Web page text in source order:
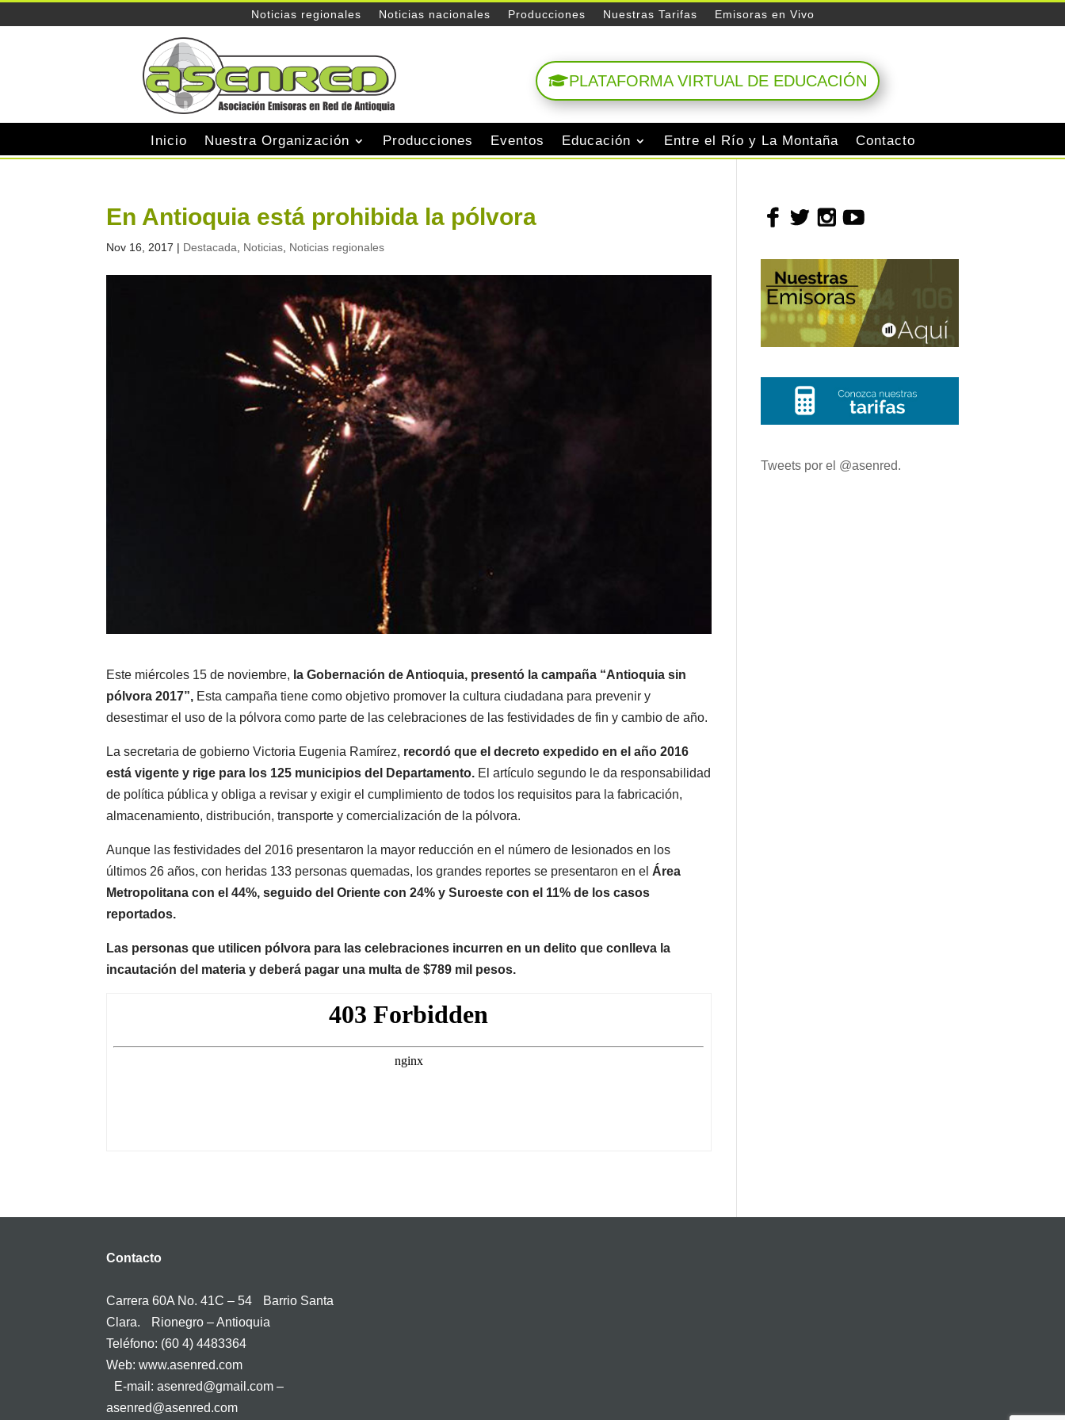
Noticias regionales Noticias nacionales Producciones Nuestras Tarifas Emisoras en Vivo
PLATAFORMA VIRTUAL DE EDUCACIÓN
Inicio Nuestra Organización Producciones Eventos Educación Entre el Río y La Montaña Contacto
En Antioquia está prohibida la pólvora
Nov 16, 2017 | Destacada, Noticias, Noticias regionales
Este miércoles 15 de noviembre, la Gobernación de Antioquia, presentó la campaña “Antioquia sin
pólvora 2017”, Esta campaña tiene como objetivo promover la cultura ciudadana para prevenir y
desestimar el uso de la pólvora como parte de las celebraciones de las festividades de fin y cambio de año.
La secretaria de gobierno Victoria Eugenia Ramírez, recordó que el decreto expedido en el año 2016
está vigente y rige para los 125 municipios del Departamento. El artículo segundo le da responsabilidad
de política pública y obliga a revisar y exigir el cumplimiento de todos los requisitos para la fabricación,
almacenamiento, distribución, transporte y comercialización de la pólvora.
Aunque las festividades del 2016 presentaron la mayor reducción en el número de lesionados en los
últimos 26 años, con heridas 133 personas quemadas, los grandes reportes se presentaron en el Área
Metropolitana con el 44%, seguido del Oriente con 24% y Suroeste con el 11% de los casos
reportados.
Las personas que utilicen pólvora para las celebraciones incurren en un delito que conlleva la
incautación del materia y deberá pagar una multa de $789 mil pesos.
Tweets por el @asenred.
Contacto
Carrera 60A No. 41C – 54 Barrio Santa
Clara. Rionegro – Antioquia
Teléfono: (60 4) 4483364
Web: www.asenred.com
E-mail: asenred@gmail.com –
asenred@asenred.com